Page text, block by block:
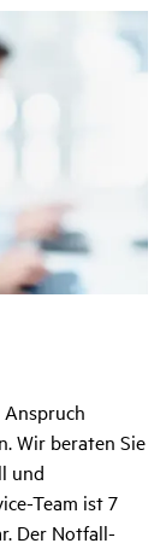
Wir beraten Sie
und
Team ist 7
Der Notfall-